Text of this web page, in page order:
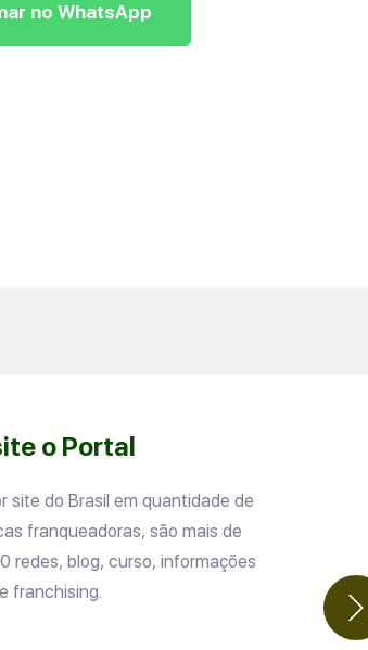
no WhatsApp
o Portal
site do Brasil em quantidade de
franqueadoras, são mais de
redes, blog, curso, informações
franchising.